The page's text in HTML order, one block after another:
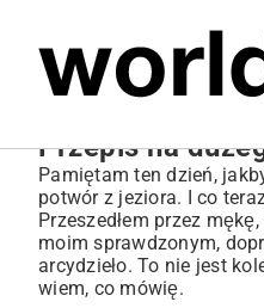
Przepis na
Pamiętam ten dzień,
potwór z jeziora. I co
Przeszedłem przez
moim sprawdzonym,
arcydzieło. To nie jest
wiem, co mówię.